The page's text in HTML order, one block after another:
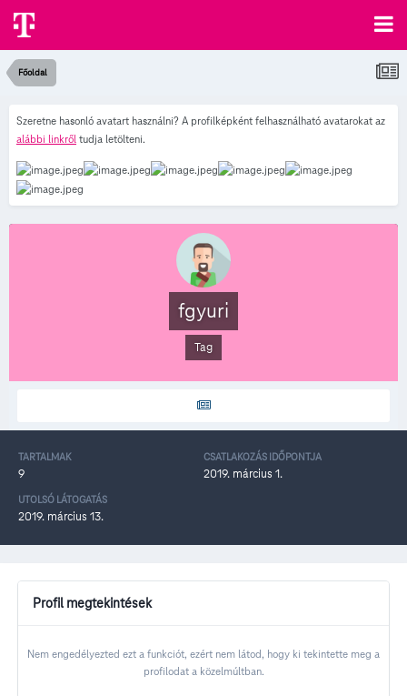
Főoldal
Szeretne hasonló avatart használni? A profilképként felhasználható avatarokat az
alábbi linkről tudja letölteni.
fgyuri
Tag
TARTALMAK
9
CSATLAKOZÁS IDŐPONTJA
2019. március 1.
UTOLSÓ LÁTOGATÁS
2019. március 13.
Profil megtekintések
Nem engedélyezted ezt a funkciót, ezért nem látod, hogy ki tekintette meg a
profilodat a közelmúltban.